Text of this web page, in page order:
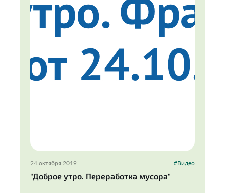
24 октября 2019 #Видео
"Доброе утро. Переработка мусора"